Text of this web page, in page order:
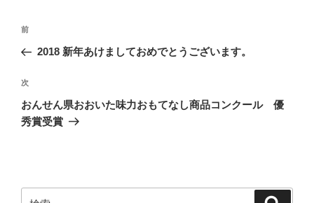
投
ビ
ゲ
ー
過
去
投
稿
前
2018 新年あけましておめでとうございます。
次
の
投
次
おんせん県おおいた味力おもてなし商品コンクール 優
秀賞受賞